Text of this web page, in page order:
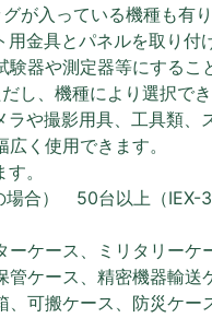
が入っている機種も有り
金具とパネルを取り付
器や測定器等にするこ
、機種により選択でき
や撮影用具、工具類、
く使用できます。
。
合） 50台以上（IEX-
ケース、ミリタリーケ
ケース、精密機器輸送
可搬ケース、防災ケー